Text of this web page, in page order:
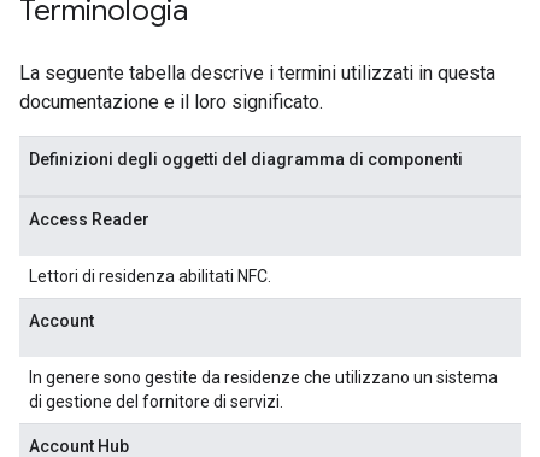
Terminologia
La seguente tabella descrive i termini utilizzati in questa
documentazione e il loro significato.
Definizioni degli oggetti del diagramma di componenti
Access Reader
Lettori di residenza abilitati NFC.
Account
In genere sono gestite da residenze che utilizzano un sistema
di gestione del fornitore di servizi.
Account Hub